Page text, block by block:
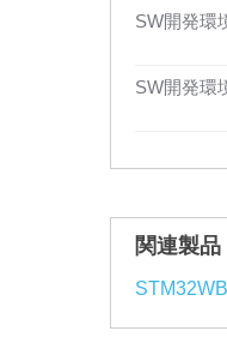
SW開発環
SW開発環
関連製品